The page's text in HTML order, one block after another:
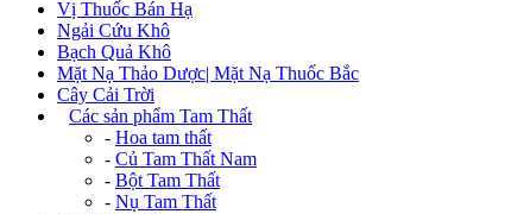
Vị Thuốc Bán Hạ
Ngải Cứu Khô
Bạch Quả Khô
Mặt Nạ Thảo Dược| Mặt Nạ Thuốc Bắc
Cây Cải Trời
Các sản phẩm Tam Thất
- Hoa tam thất
- Củ Tam Thất Nam
- Bột Tam Thất
- Nụ Tam Thất